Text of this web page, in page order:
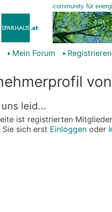
Mein Forum Registrieren
leid...
ist registrierten
Sie sich erst Einloggenoder